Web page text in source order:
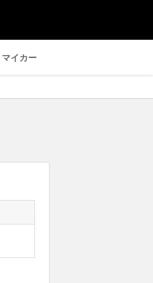
マイカー